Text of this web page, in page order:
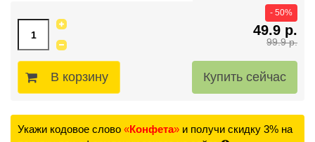
99.9 р.
49.9 р.
- 50%
В корзину
Укажи кодовое слово «Конфета» и получи скидку 3% на